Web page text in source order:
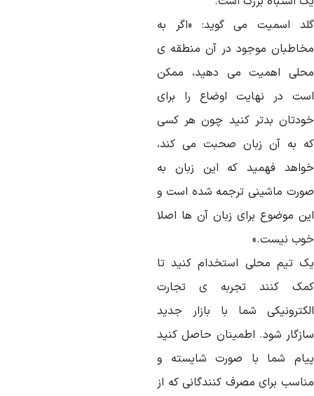
اسمیت می گوید: «اگر به
موجود در آن منطقه ی
اهمیت می دهید، ممکن
در نهایت اوضاع را برای
بدتر کنید چون هر کسی
به آن زبان صحبت می کند،
فهمید که این زبان به
ماشینی ترجمه شده است و
موضوع برای زبان آن ها اصلا
نیست.»
تیم محلی استخدام کنید تا
کنند تجربه ی تجارت
شما با بازار جدید
شود. اطمینان حاصل کنید
شما با صورت شایسته و
برای مصرف کنندگانی که از